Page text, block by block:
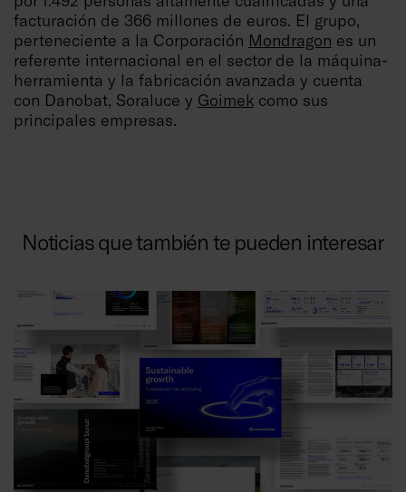
facturación de 366 millones de euros. El grupo,
perteneciente a la Corporación Mondragon es un
referente internacional en el sector de la máquina-
herramienta y la fabricación avanzada y cuenta
con Danobat, Soraluce y Goimek como sus
principales empresas.
Noticias que también te pueden interesar